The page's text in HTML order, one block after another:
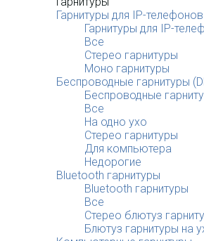
Гарнитуры для IP-телефонов
Гарнитуры для IP-
Все
Стерео гарнитуры
Моно гарнитуры
Беспроводные гарнитуры
Беспроводные
Все
На одно ухо
Стерео гарнитуры
Для компьютера
Недорогие
Bluetooth гарнитуры
Bluetooth гарнитуры
Все
Стерео блютуз
Блютуз гарнитуры на